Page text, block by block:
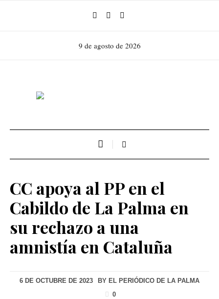
9 de agosto de 2026
CC apoya al PP en el
Cabildo de La Palma en
su rechazo a una
amnistía en Cataluña
6 DE OCTUBRE DE 2023 BY EL PERIÓDICO DE LA PALMA
0